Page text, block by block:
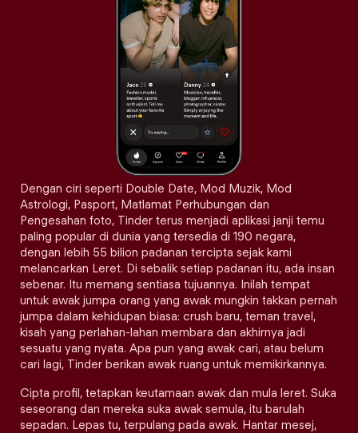
Dengan ciri seperti Double Date, Mod Muzik, Mod
Astrologi, Pasport, Matlamat Perhubungan dan
Pengesahan foto, Tinder terus menjadi aplikasi janji temu
paling popular di dunia yang tersedia di 190 negara,
dengan lebih 55 bilion padanan tercipta sejak kami
melancarkan Leret. Di sebalik setiap padanan itu, ada insan
sebenar. Itu memang sentiasa tujuannya. Inilah tempat
untuk awak jumpa orang yang awak mungkin takkan pernah
jumpa dalam kehidupan biasa: crush baru, teman travel,
kisah yang perlahan-lahan membara dan akhirnya jadi
sesuatu yang nyata. Apa pun yang awak cari, atau belum
cari lagi, Tinder berikan awak ruang untuk memikirkannya.
Cipta profil, tetapkan keutamaan awak dan mula leret. Suka
seseorang dan mereka suka awak semula, itu barulah
sepadan. Lepas tu, terpulang pada awak. Hantar mesej,